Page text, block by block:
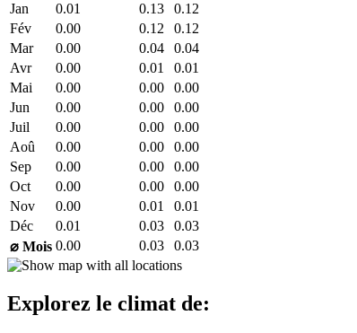
Jan
0.01 0.13
0.12
Fév
0.00 0.12
0.12
Mar
0.00 0.04
0.04
Avr
0.00 0.01
0.01
Mai
0.00 0.00
0.00
Jun
0.00 0.00
0.00
Juil
0.00 0.00
0.00
Aoû
0.00 0.00
0.00
Sep
0.00 0.00
0.00
Oct
0.00 0.00
0.00
Nov
0.00 0.01
0.01
Déc
0.01 0.03
0.03
⌀ Mois 0.00 0.03 0.03
Explorez le climat de: